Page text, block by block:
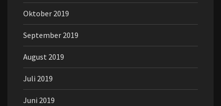
Oktober 2019
September 2019
August 2019
Juli 2019
Juni 2019